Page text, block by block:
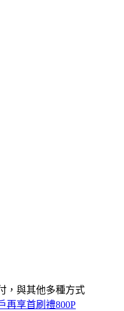
，與其他多種方式
再享首刷禮800P